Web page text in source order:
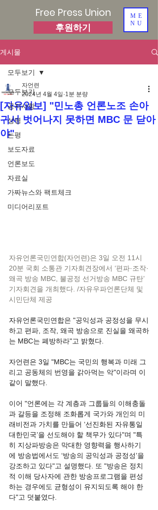
Free Press Union
후원하기
ME
NU
게시물
모두보기
공지사항
성명
논평
보도자료
언론보도
자료실
가짜뉴스와 팩트체크
미디어리포트
모두보기
[자유일보] "민노총 언론노조 손아
귀서 벗어나지 못하면 MBC 문 닫아
야"
자언련
2024년 4월 4일 1분 분량
자유언론국민연합(자언련)은 3일 오전 11시
20분 국회 소통관 기자회견장에서 ‘편파·조작·
왜곡 방송 MBC, 불공정 선거방송 MBC 규탄’
기자회견을 개최했다. /자유우파언론단체 및
시민단체 제공
자유언론국민연합은 "공익성과 공정성을 무시
하고 편파, 조작, 왜곡 방송으로 진실을 왜곡하
는 MBC는 폐방하라"고 밝혔다.
자언련은 3일 "MBC는 국민의 행복과 미래 그
리고 공동체의 번영을 갉아먹는 악"이라며 이
같이 말했다.
이어 "언론에는 각 계층과 그룹들의 이해충돌
과 갈등을 조정해 조화롭게 국가와 개인의 미
래비전과 가치를 만들어 ‘선진화된 자유통일
대한민국’을 선도해야 할 책무가 있다"며 "특
히 지상파방송은 막대한 영향력을 행사하기
에 방송법에서도 ‘방송의 공익성과 공정성’을
강조하고 있다"고 설명했다. 또 "방송은 정치
적 이해 당사자에 관한 방송프로그램을 편성
하는 경우에도 균형성이 유지되도록 해야 한
다"고 덧붙였다.